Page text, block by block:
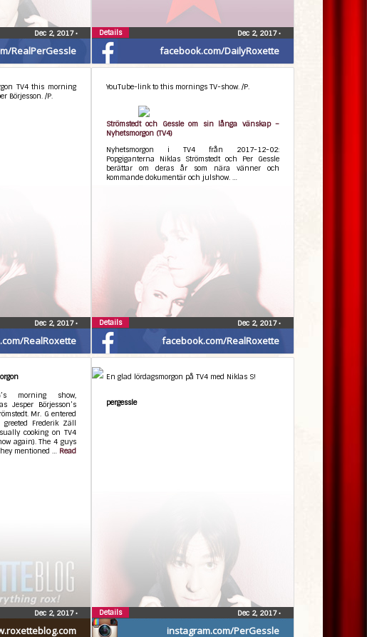
RealPerGessle
Dec 2, 2017•
facebook.com/DailyRoxette
Dec 2, 2017•
Details
RealRoxette
TV4 this morning
Börjesson. /P.
Dec 2, 2017•
facebook.com/RealRoxette
YouTube-link to this mornings TV-show. /P.
Strömstedt och Gessle om sin långa vänskap –
Nyhetsmorgon (TV4)
Nyhetsmorgon i TV4 från 2017-12-02:
Popgiganterna Niklas Strömstedt och Per Gessle
berättar om deras år som nära vänner och
kommande dokumentär och julshow. …
Dec 2, 2017•
Details
morning show,
Jesper Börjesson’s
Mr. G entered
Frederik Zäll
cooking on TV4
again). The 4 guys
mentioned … Read
Dec 2, 2017•
instagram.com/PerGessle
En glad lördagsmorgon på TV4 med Niklas S!
pergessle
Dec 2, 2017•
Details